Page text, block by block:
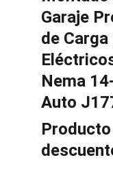
Garaje
de
Nema
Auto